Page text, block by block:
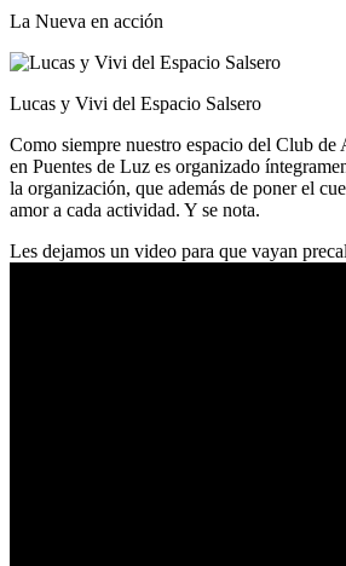
La Nueva en acción
Lucas y Vivi del Espacio Salsero
Como siempre nuestro espacio del Club de
en Puentes de Luz es organizado
la organización, que además de poner el
amor a cada actividad. Y se nota.
Les dejamos un video para que vayan